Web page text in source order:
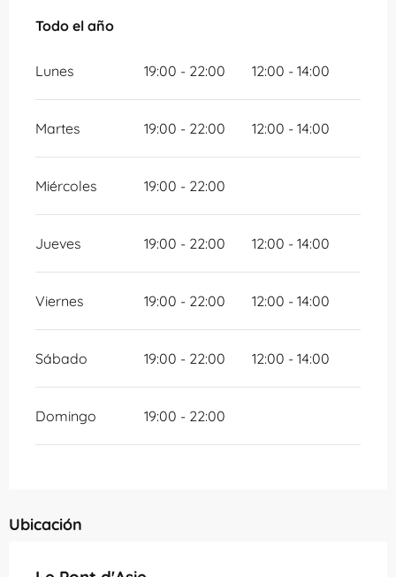
Todo el año
Todo el año
Lunes 19:00 - 22:00 12:00 - 14:00
Martes 19:00 - 22:00 12:00 - 14:00
Miércoles 19:00 - 22:00
Jueves 19:00 - 22:00 12:00 - 14:00
Viernes 19:00 - 22:00 12:00 - 14:00
Sábado 19:00 - 22:00 12:00 - 14:00
Domingo 19:00 - 22:00
Ubicación